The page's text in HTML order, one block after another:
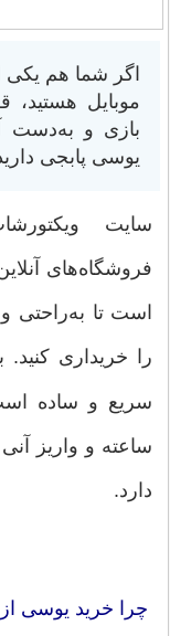
اگر شما هم یکی
موبایل هستید،
بازی و به‌دست
یوسی پابجی
سایت
فروشگاه‌های
است تا به‌راحتی
را خریداری کنید.
ساعته و واریز
دارد.
چرا خرید یوسی